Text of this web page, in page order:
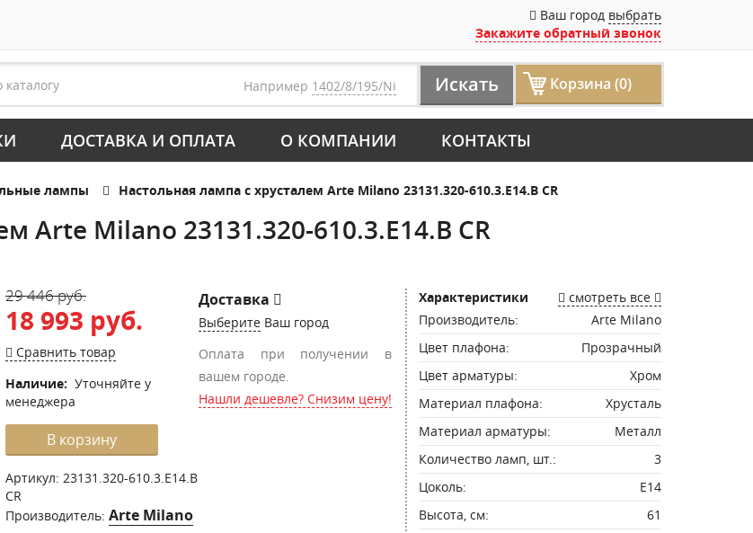
Ваш город выбрать
Закажите обратный звонок
Например 1402/8/195/Ni Искать Корзина (0)
ДОСТАВКА И ОПЛАТА О КОМПАНИИ КОНТАКТЫ
лампы Настольная лампа с хрусталем Arte Milano 23131.320-610.3.E14.B CR
Arte Milano 23131.320-610.3.E14.B CR
29 446 руб.
18 993 руб.
Сравнить товар
Наличие: Уточняйте у
менеджера
В корзину
Артикул: 23131.320-610.3.E14.B
CR
Производитель: Arte Milano
Доставка
Выберите Ваш город
Оплата при получении в
вашем городе.
Нашли дешевле? Снизим цену!
Характеристики
смотреть все
Производитель:
Arte Milano
Цвет плафона:
Прозрачный
Цвет арматуры:
Хром
Материал плафона:
Хрусталь
Материал арматуры:
Металл
Количество ламп, шт.:
3
Цоколь:
E14
Высота, см:
61